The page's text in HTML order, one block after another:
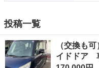
投稿一覧
（交換も
イドドア